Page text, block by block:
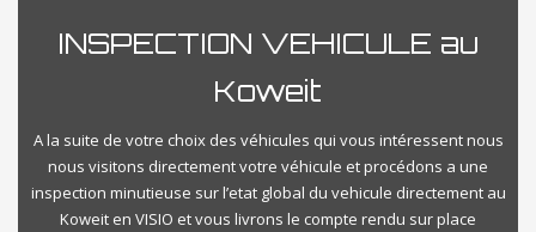
INSPECTION VEHICULE au
Koweit
A la suite de votre choix des véhicules qui vous intéressent nous
nous visitons directement votre véhicule et procédons a une
inspection minutieuse sur l’etat global du vehicule directement au
Koweit en VISIO et vous livrons le compte rendu sur place